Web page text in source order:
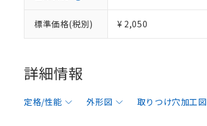
標準価格(税別) ¥ 2,050
詳細情報
定格/性能 外形図 取りつけ穴加工図